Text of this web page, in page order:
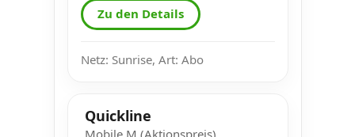
Zu den Details
Netz: Sunrise, Art: Abo
Quickline
Mobile M (Aktionspreis)